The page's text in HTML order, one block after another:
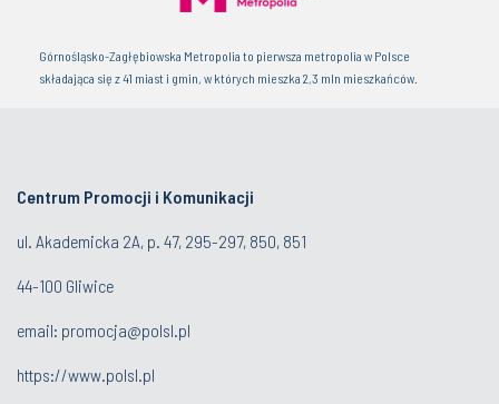
Górnośląsko-Zagłębiowska Metropolia to pierwsza metropolia w Polsce
składająca się z 41 miast i gmin, w których mieszka 2,3 mln mieszkańców.
Centrum Promocji i Komunikacji
ul. Akademicka 2A, p. 47, 295-297, 850, 851
44-100 Gliwice
email: promocja@polsl.pl
https://www.polsl.pl